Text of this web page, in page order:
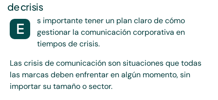
de crisis
E
s importante tener un plan claro de cómo
gestionar la comunicación corporativa en
tiempos de crisis.
Las crisis de comunicación son situaciones que todas
las marcas deben enfrentar en algún momento, sin
importar su tamaño o sector.